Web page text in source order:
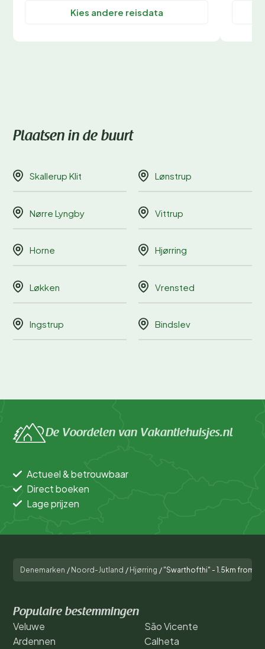
Kies andere reisdata
Plaatsen in de buurt
Skallerup Klit Lønstrup
Nørre Lyngby Vittrup
Horne Hjørring
Løkken Vrensted
Ingstrup Bindslev
De Voordelen van Vakantiehuisjes.nl
Actueel & betrouwbaar
Direct boeken
Lage prijzen
Denemarken / Noord-Jutland / Hjørring / "Swarthofthi" - 1.5km from
Populaire bestemmingen
Veluwe
Ardennen
São Vicente
Calheta